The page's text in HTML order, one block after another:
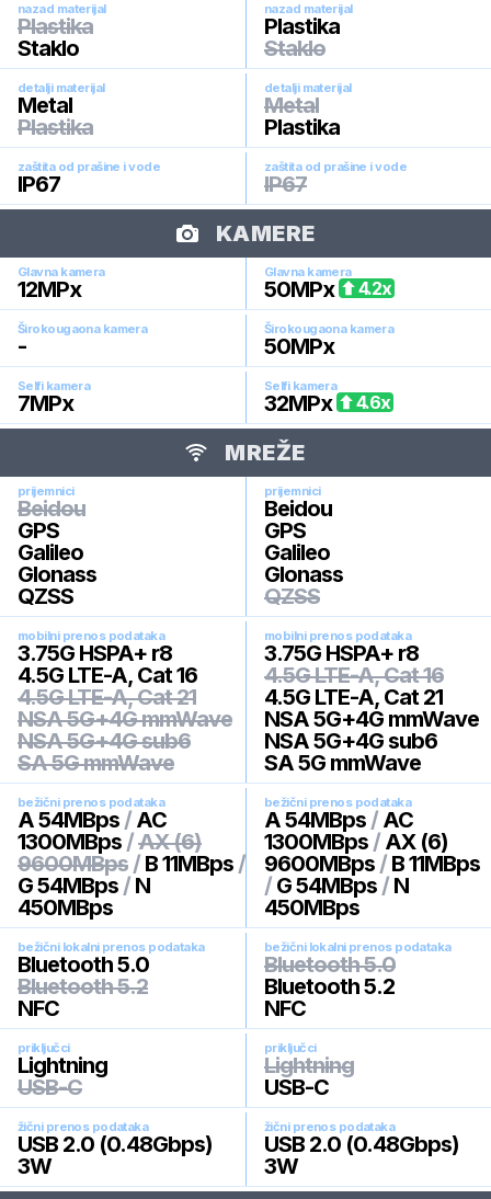
nazad materijal
Plastika
Staklo
nazad materijal
Plastika
Staklo
detalji materijal
Metal
Plastika
detalji materijal
Metal
Plastika
zaštita od prašine i vode
IP67
zaštita od prašine i vode
IP67
KAMERE
Glavna kamera
12MPx
Glavna kamera
50MPx 4.2x
Širokougaona kamera
-
Širokougaona kamera
50MPx
Selfi kamera
7MPx
Selfi kamera
32MPx 4.6x
MREŽE
prijemnici
Beidou
GPS
Galileo
Glonass
QZSS
prijemnici
Beidou
GPS
Galileo
Glonass
QZSS
mobilni prenos podataka
3.75G HSPA+ r8
4.5G LTE-A, Cat 16
4.5G LTE-A, Cat 21
NSA 5G+4G mmWave
NSA 5G+4G sub6
SA 5G mmWave
mobilni prenos podataka
3.75G HSPA+ r8
4.5G LTE-A, Cat 16
4.5G LTE-A, Cat 21
NSA 5G+4G mmWave
NSA 5G+4G sub6
SA 5G mmWave
bežični prenos podataka
A 54MBps / AC
1300MBps /AX (6)
9600MBps / B 11MBps /
G 54MBps / N
450MBps
bežični prenos podataka
A 54MBps / AC
1300MBps / AX (6)
9600MBps / B 11MBps
/ G 54MBps / N
450MBps
bežični lokalni prenos podataka
Bluetooth 5.0
Bluetooth 5.2
NFC
bežični lokalni prenos podataka
Bluetooth 5.0
Bluetooth 5.2
NFC
priključci
Lightning
USB-C
priključci
Lightning
USB-C
žični prenos podataka
USB 2.0 (0.48Gbps)
3W
žični prenos podataka
USB 2.0 (0.48Gbps)
3W